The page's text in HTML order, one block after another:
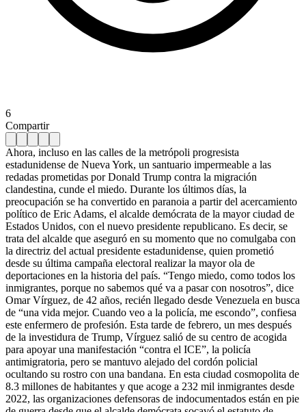
6
Compartir
Ahora, incluso en las calles de la metrópoli progresista
estadunidense de Nueva York, un santuario impermeable a las
redadas prometidas por Donald Trump contra la migración
clandestina, cunde el miedo. Durante los últimos días, la
preocupación se ha convertido en paranoia a partir del acercamiento
político de Eric Adams, el alcalde demócrata de la mayor ciudad de
Estados Unidos, con el nuevo presidente republicano. Es decir, se
trata del alcalde que aseguró en su momento que no comulgaba con
la directriz del actual presidente estadunidense, quien prometió
desde su última campaña electoral realizar la mayor ola de
deportaciones en la historia del país. “Tengo miedo, como todos los
inmigrantes, porque no sabemos qué va a pasar con nosotros”, dice
Omar Vírguez, de 42 años, recién llegado desde Venezuela en busca
de “una vida mejor. Cuando veo a la policía, me escondo”, confiesa
este enfermero de profesión. Esta tarde de febrero, un mes después
de la investidura de Trump, Vírguez salió de su centro de acogida
para apoyar una manifestación “contra el ICE”, la policía
antimigratoria, pero se mantuvo alejado del cordón policial
ocultando su rostro con una bandana. En esta ciudad cosmopolita de
8.3 millones de habitantes y que acoge a 232 mil inmigrantes desde
2022, las organizaciones defensoras de indocumentados están en pie